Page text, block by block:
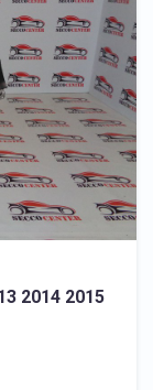
2014 2015